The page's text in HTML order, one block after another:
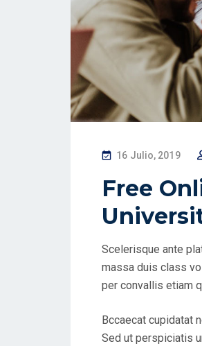
P
S
T
E
D
O
N
16 Julio, 2019
Free
Scelerisque ante
massa duis class
per convallis etiam
Bccaecat cupidatat
Sed ut perspiciatis